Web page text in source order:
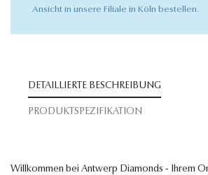
Ansicht in unsere Filiale in Köln bestellen.
DETAILLIERTE BESCHREIBUNG
PRODUKTSPEZIFIKATION
Willkommen bei Antwerp Diamonds - Ihrem